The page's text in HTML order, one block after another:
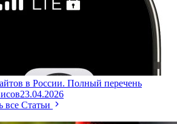
в России. Полный перечень
23.04.2026
все Статьи